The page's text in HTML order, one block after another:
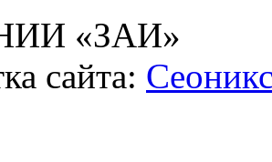
«ЗАИ»
сайта: